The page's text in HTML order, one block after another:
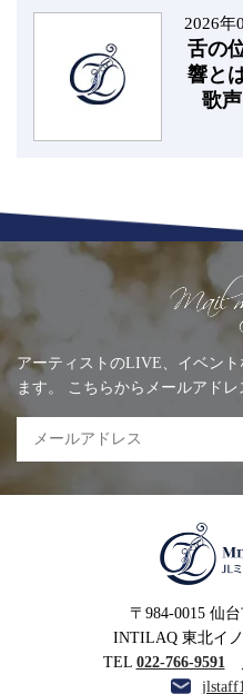
2026年
舌の
響と
歌
アーティストのLIVE、イベン
ます。 こちらからメールアドレ
ストリ
〒984-0015 仙
INTILAQ 東北イ
TEL 022-766-9591